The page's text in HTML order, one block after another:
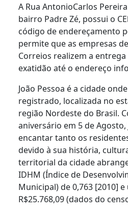
A Rua AntonioCarlos
bairro Padre Zé, possui o
código de endereçamento
permite que as empresas
Correios realizem a
exatidão até o endereço
João Pessoa é a cidade
registrado, localizada no
região Nordeste do Brasil.
aniversário em 5 de Agosto,
encantar tanto os
devido à sua história,
territorial da cidade
IDHM (Índice de
Municipal) de 0,763 [2010]
R$25.768,09 (dados do